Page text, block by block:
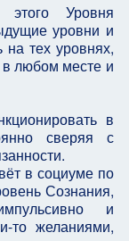
этого Уровня
уровни и
на тех уровнях,
любом месте и
в
сверяя с
в социуме по
Сознания,
и
то желаниями,